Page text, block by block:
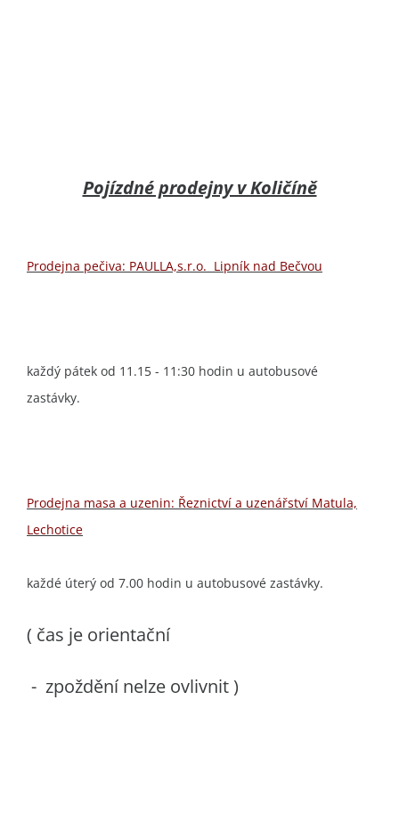
Pojízdné prodejny v Količíně
Prodejna pečiva: PAULLA,s.r.o. Lipník nad Bečvou
každý pátek od 11.15 - 11:30 hodin u autobusové
zastávky.
Prodejna masa a uzenin: Řeznictví a uzenářství Matula,
Lechotice
každé úterý od 7.00 hodin u autobusové zastávky.
( čas je orientační
- zpoždění nelze ovlivnit )